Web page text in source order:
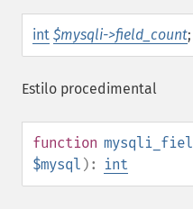
int $mysqli->field_count;
Estilo procedimental
function
$mysql ): int